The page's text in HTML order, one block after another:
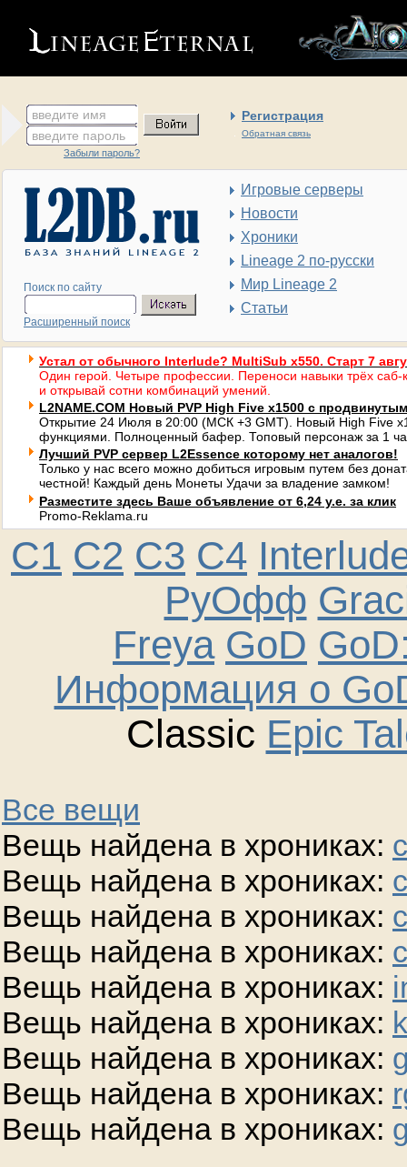
введите имя Регистрация
Обратная связь
введите пароль
Забыли пароль?
Поиск по сайту
Расширенный поиск
Игровые серверы
Новости
Хроники
Lineage 2 по-русски
Мир Lineage 2
Статьи
Устал от обычного Interlude? MultiSub x550. Старт 7
Один герой. Четыре профессии. Переноси навыки трёх саб-
и открывай сотни комбинаций умений.
L2NAME.COM Новый PVP High Five x1500 с
Открытие 24 Июля в 20:00 (МСК +3 GMT). Новый High Five
функциями. Полноценный бафер. Топовый персонаж за 1
Лучший PVP сервер L2Essence которому нет аналогов!
Только у нас всего можно добиться игровым путем без
честной! Каждый день Монеты Удачи за владение замком!
Разместите здесь Ваше объявление от 6,24 у.е. за клик
Promo-Reklama.ru
C1 C2 C3 C4
РуОфф
Freya GoD
Информация о
Classic Epic
Все вещи
Вещь найдена в хрониках:
Вещь найдена в хрониках:
Вещь найдена в хрониках:
Вещь найдена в хрониках:
Вещь найдена в хрониках:
Вещь найдена в хрониках:
Вещь найдена в хрониках:
Вещь найдена в хрониках:
Вещь найдена в хрониках: